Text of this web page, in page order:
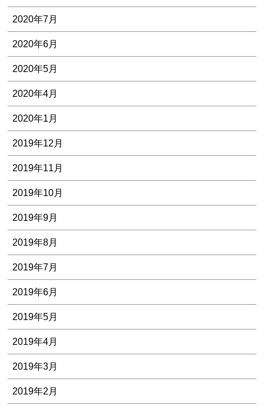
2020年7月
2020年6月
2020年5月
2020年4月
2020年1月
2019年12月
2019年11月
2019年10月
2019年9月
2019年8月
2019年7月
2019年6月
2019年5月
2019年4月
2019年3月
2019年2月